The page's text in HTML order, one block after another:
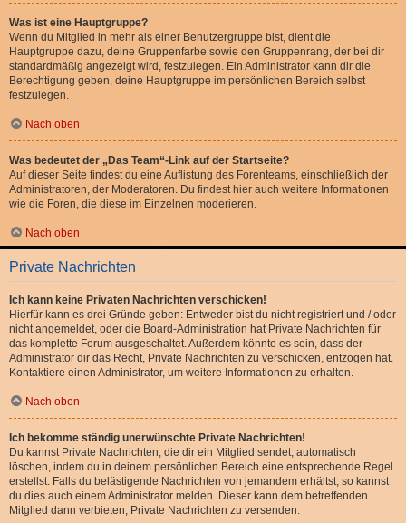
Was ist eine Hauptgruppe?
Wenn du Mitglied in mehr als einer Benutzergruppe bist, dient die
Hauptgruppe dazu, deine Gruppenfarbe sowie den Gruppenrang, der bei dir
standardmäßig angezeigt wird, festzulegen. Ein Administrator kann dir die
Berechtigung geben, deine Hauptgruppe im persönlichen Bereich selbst
festzulegen.
Nach oben
Was bedeutet der „Das Team“-Link auf der Startseite?
Auf dieser Seite findest du eine Auflistung des Forenteams, einschließlich der
Administratoren, der Moderatoren. Du findest hier auch weitere Informationen
wie die Foren, die diese im Einzelnen moderieren.
Nach oben
Private Nachrichten
Ich kann keine Privaten Nachrichten verschicken!
Hierfür kann es drei Gründe geben: Entweder bist du nicht registriert und / oder
nicht angemeldet, oder die Board-Administration hat Private Nachrichten für
das komplette Forum ausgeschaltet. Außerdem könnte es sein, dass der
Administrator dir das Recht, Private Nachrichten zu verschicken, entzogen hat.
Kontaktiere einen Administrator, um weitere Informationen zu erhalten.
Nach oben
Ich bekomme ständig unerwünschte Private Nachrichten!
Du kannst Private Nachrichten, die dir ein Mitglied sendet, automatisch
löschen, indem du in deinem persönlichen Bereich eine entsprechende Regel
erstellst. Falls du belästigende Nachrichten von jemandem erhältst, so kannst
du dies auch einem Administrator melden. Dieser kann dem betreffenden
Mitglied dann verbieten, Private Nachrichten zu versenden.